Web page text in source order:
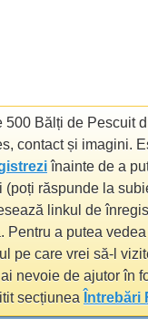
500 Bălți de Pescuit
contact și imagini.
înainte de a
(poți răspunde la
linkul de
Pentru a putea
pe care vrei să-l
nevoie de ajutor în
secțiunea Întrebări